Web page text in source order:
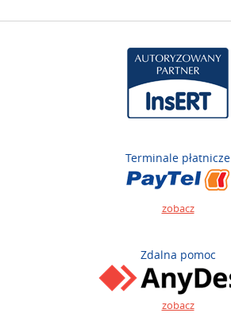
Terminale płatnicze
zobacz
Zdalna pomoc
zobacz